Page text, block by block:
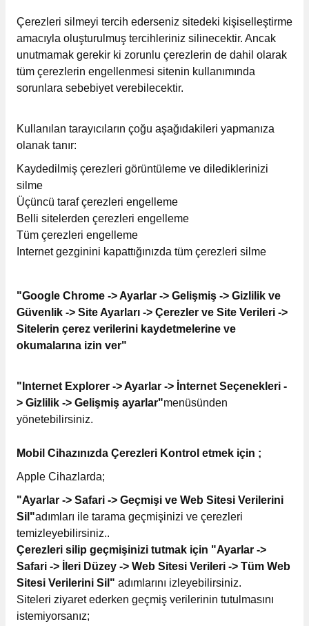
Çerezleri silmeyi tercih ederseniz sitedeki kişiselleştirme
amacıyla oluşturulmuş tercihleriniz silinecektir. Ancak
unutmamak gerekir ki zorunlu çerezlerin de dahil olarak
tüm çerezlerin engellenmesi sitenin kullanımında
sorunlara sebebiyet verebilecektir.
Kullanılan tarayıcıların çoğu aşağıdakileri yapmanıza
olanak tanır:
Kaydedilmiş çerezleri görüntüleme ve dilediklerinizi
silme
Üçüncü taraf çerezleri engelleme
Belli sitelerden çerezleri engelleme
Tüm çerezleri engelleme
Internet gezginini kapattığınızda tüm çerezleri silme
"Google Chrome -> Ayarlar -> Gelişmiş -> Gizlilik ve
Güvenlik -> Site Ayarları -> Çerezler ve Site Verileri ->
Sitelerin çerez verilerini kaydetmelerine ve
okumalarına izin ver"
"Internet Explorer -> Ayarlar -> İnternet Seçenekleri -
> Gizlilik -> Gelişmiş ayarlar"menüsünden
yönetebilirsiniz.
Mobil Cihazınızda Çerezleri Kontrol etmek için ;
Apple Cihazlarda;
"Ayarlar -> Safari -> Geçmişi ve Web Sitesi Verilerini
Sil"adımları ile tarama geçmişinizi ve çerezleri
temizleyebilirsiniz..
Çerezleri silip geçmişinizi tutmak için "Ayarlar ->
Safari -> İleri Düzey -> Web Sitesi Verileri -> Tüm Web
Sitesi Verilerini Sil" adımlarını izleyebilirsiniz.
Siteleri ziyaret ederken geçmiş verilerinin tutulmasını
istemiyorsanız;